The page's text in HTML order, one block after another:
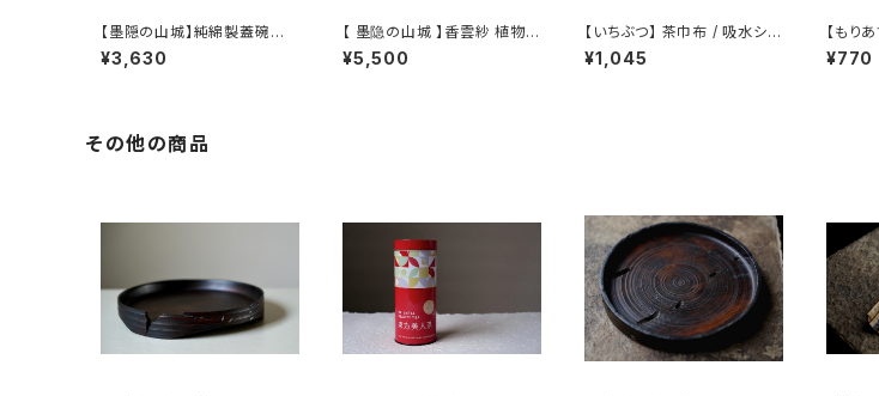
【墨隠の山城】純綿製蓋碗袋
内【 【 墨隐の山城 】香雲紗 植
物染仕覆 めカップ袋 【 Ink &
¥3,630
【 墨隐の山城 】香雲紗 植物染
仕覆 めカップ袋 【 Ink & Mo
untain Tea Atelier】Tea C
¥5,500
【いちぶつ】 茶巾布 / 吸水シー
ト (カビが生えない)
¥1,045
【もり
le】
¥770
その他の商品